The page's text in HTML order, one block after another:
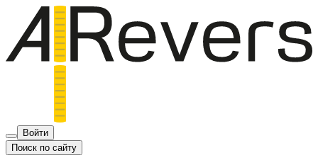
Войти
Поиск по сайту